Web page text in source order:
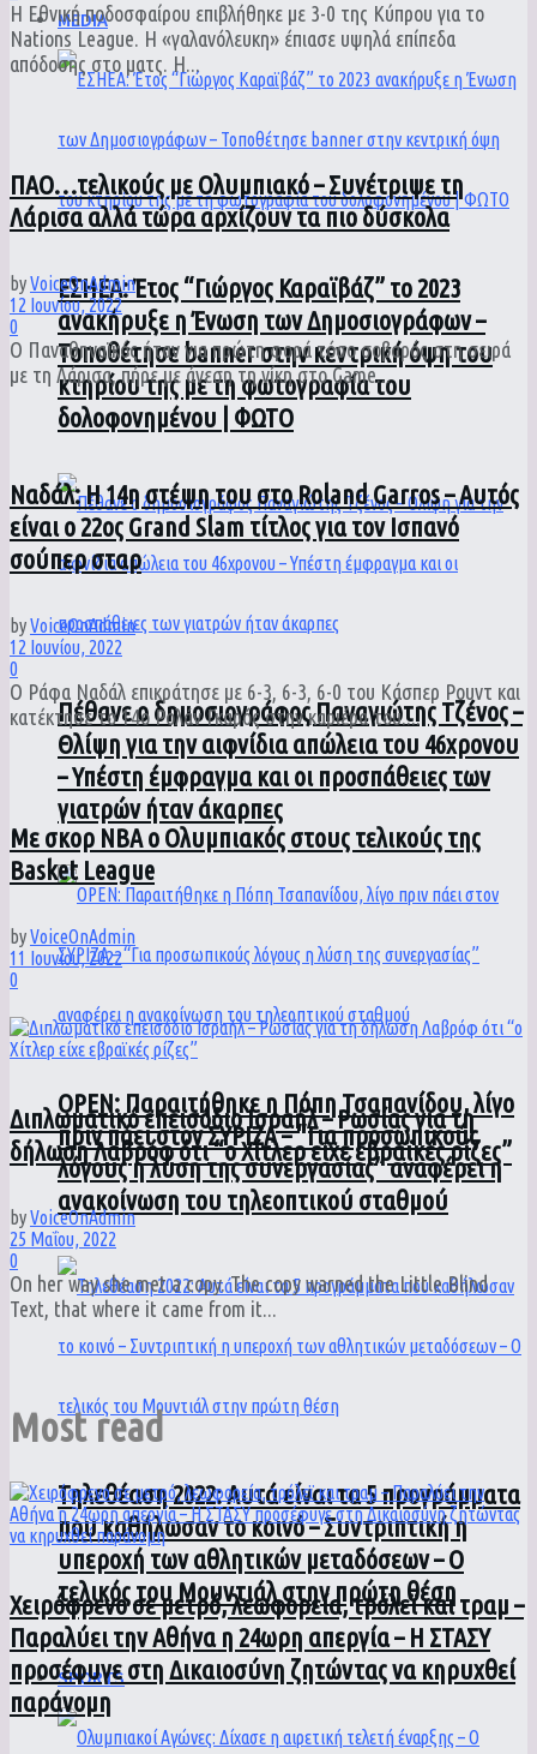
MEDIA
ΕΣΗΕΑ: Έτος “Γιώργος Καραϊβάζ” το 2023
ανακήρυξε η Ένωση των Δημοσιογράφων –
Τοποθέτησε banner στην κεντρική όψη του
κτηρίου της με τη φωτογραφία του
δολοφονημένου | ΦΩΤΟ
Πέθανε ο δημοσιογράφος Παναγιώτης Τζένος –
Θλίψη για την αιφνίδια απώλεια του 46χρονου
– Υπέστη έμφραγμα και οι προσπάθειες των
γιατρών ήταν άκαρπες
ΟPEN: Παραιτήθηκε η Πόπη Τσαπανίδου, λίγο
πριν πάει στον ΣΥΡΙΖΑ – “Για προσωπικούς
λόγους η λύση της συνεργασίας” αναφέρει η
ανακοίνωση του τηλεοπτικού σταθμού
Τηλεθέαση 2022: Αυτά είναι τα 5 προγράμματα
που καθήλωσαν το κοινό – Συντριπτική η
υπεροχή των αθλητικών μεταδόσεων – Ο
τελικός του Μουντιάλ στην πρώτη θέση
SPORTS
Η Εθνική ποδοσφαίρου επιβλήθηκε με 3-0 της Κύπρου για το
Nations League. Η «γαλανόλευκη» έπιασε υψηλά επίπεδα
απόδοσης στο ματς. Η...
ΠΑΟ…τελικούς με Ολυμπιακό – Συνέτριψε τη
Λάρισα αλλά τώρα αρχίζουν τα πιο δύσκολα
byVoiceOnAdmin
12 Ιουνίου, 2022
0
Ο Παναθηναϊκός ήταν για πρώτη φορά τόσο σοβαρός στη σειρά
με τη Λάρισα, πήρε με άνεση τη νίκη στο Game...
Ναδάλ: Η 14η στέψη του στο Roland Garros – Αυτός
είναι ο 22ος Grand Slam τίτλος για τον Ισπανό
σούπερ σταρ
byVoiceOnAdmin
12 Ιουνίου, 2022
0
Ο Ράφα Ναδάλ επικράτησε με 6-3, 6-3, 6-0 του Κάσπερ Ρουντ και
κατέκτησε το 14ο Ρολάν Γκαρός στην καριέρα του....
Με σκορ ΝΒΑ ο Ολυμπιακός στους τελικούς της
Basket League
byVoiceOnAdmin
11 Ιουνίου, 2022
0
Διπλωματικό επεισόδιο Ισραήλ – Ρωσίας για τη
δήλωση Λαβρόφ ότι “ο Χίτλερ είχε εβραϊκές ρίζες”
byVoiceOnAdmin
25 Μαΐου, 2022
0
On her way she met a copy. The copy warned the Little Blind
Text, that where it came from it...
Most read
Χειρόφρενο σε μετρό, λεωφορεία, τρόλεϊ και τραμ –
Παραλύει την Αθήνα η 24ωρη απεργία – Η ΣΤΑΣΥ
προσέφυγε στη Δικαιοσύνη ζητώντας να κηρυχθεί
παράνομη